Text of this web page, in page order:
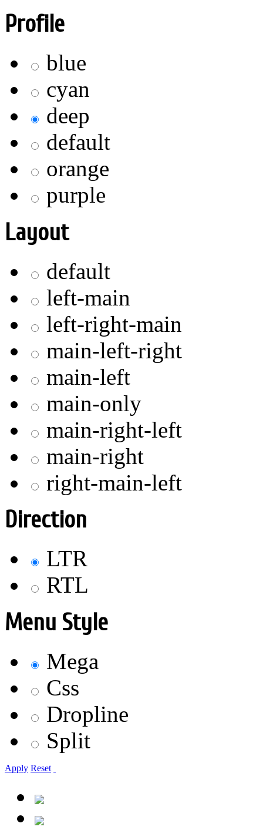
Profile
blue
cyan
deep
default
orange
purple
Layout
default
left-main
left-right-main
main-left-right
main-left
main-only
main-right-left
main-right
right-main-left
Direction
LTR
RTL
Menu Style
Mega
Css
Dropline
Split
Apply Reset